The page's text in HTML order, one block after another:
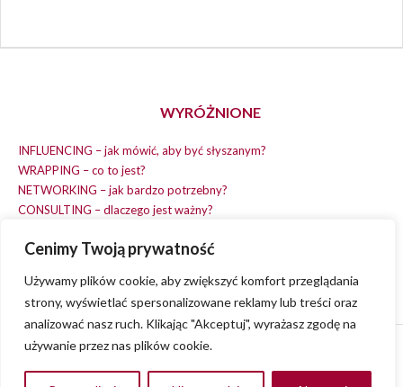
Cenimy Twoją prywatność
Używamy plików cookie, aby zwiększyć komfort przeglądania
strony, wyświetlać spersonalizowane reklamy lub treści oraz
analizować nasz ruch. Klikając "Akceptuj", wyrażasz zgodę na
używanie przez nas plików cookie.
WYRÓŻNIONE
INFLUENCING – jak mówić, aby być słyszanym?
WRAPPING – co to jest?
NETWORKING – jak bardzo potrzebny?
CONSULTING – dlaczego jest ważny?
EARNING – jak zarobić na dobrym pomyśle?